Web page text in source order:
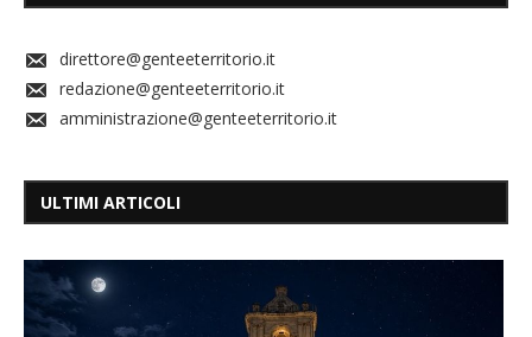
direttore@genteeterritorio.it
redazione@genteeterritorio.it
amministrazione@genteeterritorio.it
ULTIMI ARTICOLI